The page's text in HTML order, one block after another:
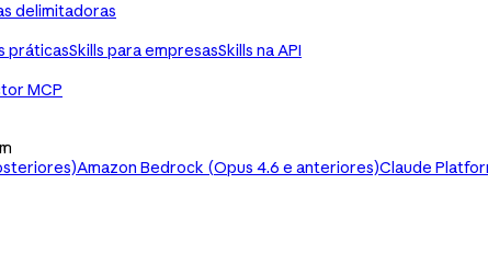
delimitadoras
práticasSkills para empresasSkills na API
MCP
Amazon Bedrock (Opus 4.6 e anteriores)Claude